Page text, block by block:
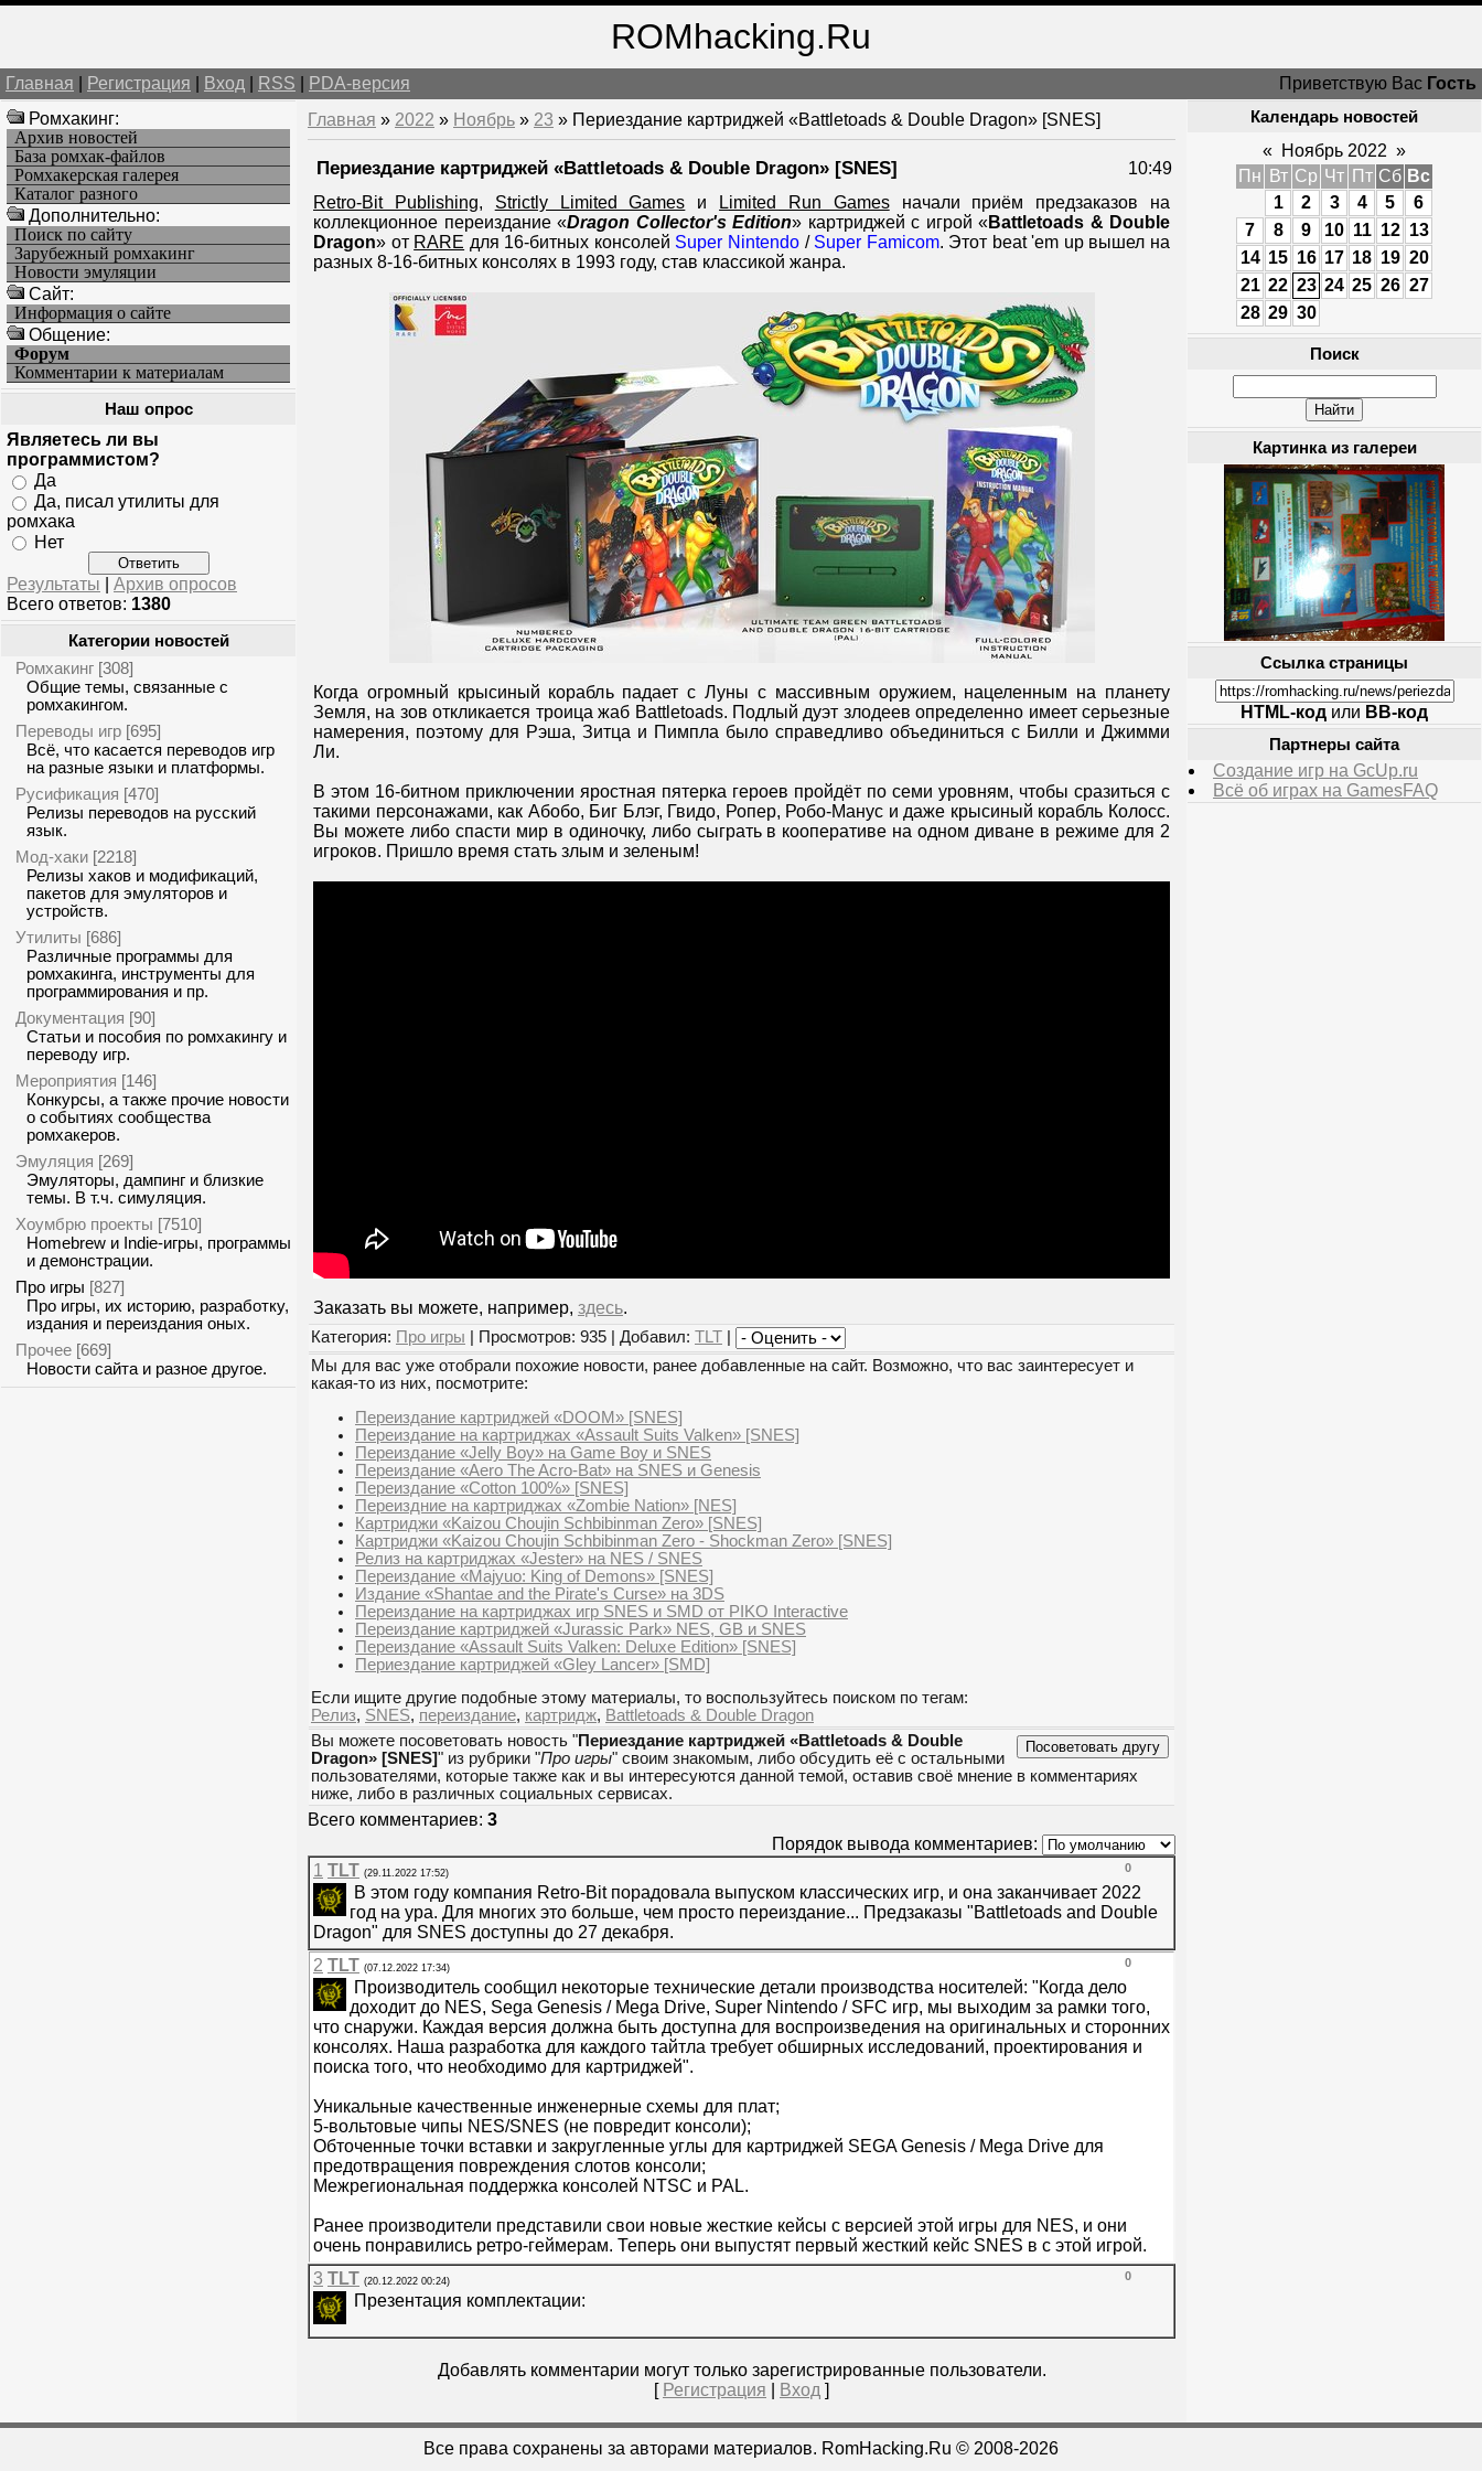
ROMhacking.Ru
Главная Регистрация Вход RSS PDA-версия Приветствую Вас Гость
Ромхакинг:
Архив новостей
База ромхак-файлов
Ромхакерская галерея
Каталог разного
Дополнительно:
Поиск по сайту
Зарубежный ромхакинг
Новости эмуляции
Cайт:
Информация о сайте
Общение:
Форум
Комментарии к материалам
Наш опрос
Являетесь ли вы
программистом?
Да
Да, писал утилиты для
ромхака
Нет
Результаты
Архив опросов
Всего ответов: 1380
Категории новостей
Ромхакинг [308]
Общие темы, связанные с
ромхакингом.
Переводы игр [695]
Всё, что касается переводов игр
на разные языки и платформы.
Русификация [470]
Релизы переводов на русский
язык.
Мод-хаки [2218]
Релизы хаков и модификаций,
пакетов для эмуляторов и
устройств.
Утилиты [686]
Различные программы для
ромхакинга, инструменты для
программирования и пр.
Документация [90]
Статьи и пособия по ромхакингу и
переводу игр.
Мероприятия [146]
Конкурсы, а также прочие новости
о событиях сообщества
ромхакеров.
Эмуляция [269]
Эмуляторы, дампинг и близкие
темы. В т.ч. симуляция.
Хоумбрю проекты [7510]
Homebrew и Indie-игры, программы
и демонстрации.
Про игры [827]
Про игры, их историю, разработку,
издания и переиздания оных.
Прочее [669]
Новости сайта и разное другое.
Главная » 2022 » Ноябрь » 23 » Периездание картриджей «Battletoads & Double Dragon» [SNES]
Периездание картриджей «Battletoads & Double Dragon» [SNES]
10:49
Retro-Bit Publishing, Strictly Limited Games и Limited Run Gamesначали приём предзаказов на
коллекционное переиздание «Dragon Collector's Edition» картриджей с игрой «Battletoads & Double
Dragon» от RARE для 16-битных консолей Super Nintendo/ Super Famicom. Этот beat 'em up вышел на
разных 8-16-битных консолях в 1993 году, став классикой жанра.
Когда огромный крысиный корабль падает с Луны с массивным оружием, нацеленным на планету
Земля, на зов откликается троица жаб Battletoads. Подлый дуэт злодеев определенно имеет серьезные
намерения, поэтому для Рэша, Зитца и Пимпла было справедливо объединиться с Билли и Джимми
Ли.
В этом 16-битном приключении яростная пятерка героев пройдёт по семи уровням, чтобы сразиться с
такими персонажами, как Абобо, Биг Блэг, Гвидо, Ропер, Робо-Манус и даже крысиный корабль Колосс.
Вы можете либо спасти мир в одиночку, либо сыграть в кооперативе на одном диване в режиме для 2
игроков. Пришло время стать злым и зеленым!
Заказать вы можете, например, здесь.
Категория: Про игры | Просмотров: 935 | Добавил: TLT
Мы для вас уже отобрали похожие новости, ранее добавленные на сайт. Возможно, что вас заинтересует и
какая-то из них, посмотрите:
Переиздание картриджей «DOOM» [SNES]
Переиздание на картриджах «Assault Suits Valken» [SNES]
Переиздание «Jelly Boy» на Game Boy и SNES
Переиздание «Aero The Acro-Bat» на SNES и Genesis
Переиздание «Cotton 100%» [SNES]
Переиздние на картриджах «Zombie Nation» [NES]
Картриджи «Kaizou Choujin Schbibinman Zero» [SNES]
Картриджи «Kaizou Choujin Schbibinman Zero - Shockman Zero» [SNES]
Релиз на картриджах «Jester» на NES / SNES
Переиздание «Majyuo: King of Demons» [SNES]
Издание «Shantae and the Pirate's Curse» на 3DS
Переиздание на картриджах игр SNES и SMD от PIKO Interactive
Переиздание картриджей «Jurassic Park» NES, GB и SNES
Переиздание «Assault Suits Valken: Deluxe Edition» [SNES]
Периездание картриджей «Gley Lancer» [SMD]
Если ищите другие подобные этому материалы, то воспользуйтесь поиском по тегам:
Релиз, SNES, переиздание, картридж, Battletoads & Double Dragon
Вы можете посоветовать новость "Периездание картриджей «Battletoads & Double
Dragon» [SNES]" из рубрики "Про игры" своим знакомым, либо обсудить её с остальными
пользователями, которые также как и вы интересуются данной темой, оставив своё мнение в комментариях
ниже, либо в различных социальных сервисах.
Всего комментариев: 3
Порядок вывода комментариев:
0
1 TLT (29.11.2022 17:52)
В этом году компания Retro-Bit порадовала выпуском классических игр, и она заканчивает 2022
год на ура. Для многих это больше, чем просто переиздание... Предзаказы "Battletoads and Double
Dragon" для SNES доступны до 27 декабря.
0
2 TLT (07.12.2022 17:34)
Производитель сообщил некоторые технические детали производства носителей: "Когда дело
доходит до NES, Sega Genesis / Mega Drive, Super Nintendo / SFC игр, мы выходим за рамки того,
что снаружи. Каждая версия должна быть доступна для воспроизведения на оригинальных и сторонних
консолях. Наша разработка для каждого тайтла требует обширных исследований, проектирования и
поиска того, что необходимо для картриджей".
Уникальные качественные инженерные схемы для плат;
5-вольтовые чипы NES/SNES (не повредит консоли);
Обточенные точки вставки и закругленные углы для картриджей SEGA Genesis / Mega Drive для
предотвращения повреждения слотов консоли;
Межрегиональная поддержка консолей NTSC и PAL.
Ранее производители представили свои новые жесткие кейсы с версией этой игры для NES, и они
очень понравились ретро-геймерам. Теперь они выпустят первый жесткий кейс SNES в с этой игрой.
0
3 TLT (20.12.2022 00:24)
Презентация комплектации:
Добавлять комментарии могут только зарегистрированные пользователи.
[ Регистрация Вход ]
Календарь новостей
« Ноябрь 2022 »
Пн
Вт Ср Чт Пт Сб Вс
1
2 3 4 5
6
7
8 9 10 11 12 13
14 15 16 17 18 19 20
21 22 23 24 25 26 27
28 29 30
Поиск
Картинка из галереи
Ссылка страницы
HTML-код или BB-код
Партнеры сайта
Создание игр на GcUp.ru
Всё об играх на GamesFAQ
Все права сохранены за авторами материалов. RomHacking.Ru © 2008-2026